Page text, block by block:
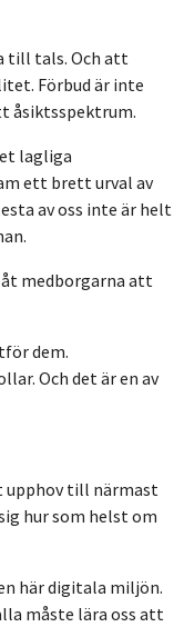
till tals. Och att
Förbud är inte
åsiktsspektrum.
lagliga
ett brett urval av
av oss inte är helt
medborgarna att
dem.
Och det är en av
upphov till närmast
hur som helst om
här digitala miljön.
måste lära oss att